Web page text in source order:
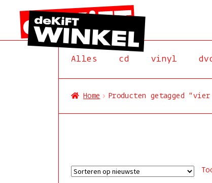
Ga
door
navigatie
Ga
naar
inhoud
Alles cd vinyl
Home Producten getagged